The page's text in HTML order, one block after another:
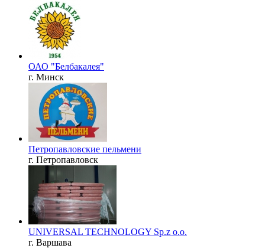
ОАО "Белбакалея"
г. Минск
Петропавловские пельмени
г. Петропавловск
UNIVERSAL TECHNOLOGY Sp.z o.o.
г. Варшава